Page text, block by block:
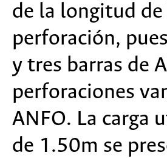
de la longitud
perforación,
y tres barras de
perforaciones
ANFO. La carga
de 1.50m se